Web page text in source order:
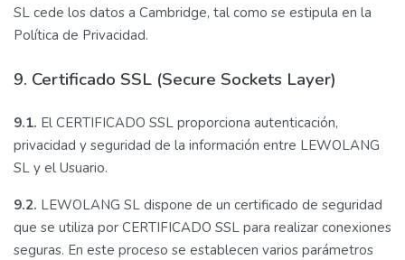
SL cede los datos a Cambridge, tal como se estipula en la
Política de Privacidad.
9. Certificado SSL (Secure Sockets Layer)
9.1. El CERTIFICADO SSL proporciona autenticación,
privacidad y seguridad de la información entre LEWOLANG
SL y el Usuario.
9.2. LEWOLANG SL dispone de un certificado de seguridad
que se utiliza por CERTIFICADO SSL para realizar conexiones
seguras. En este proceso se establecen varios parámetros